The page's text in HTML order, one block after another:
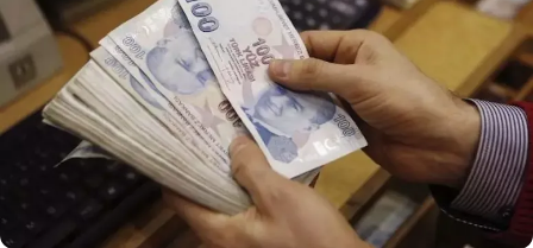
TÜİK verilerine göre, en yüksek eşdeğer hanehalkı
kullanılabilir fert gelirine sahip yüzde 20'lik
grubun toplam gelirden aldığı pay 2024'te yüzde
48,1 oldu. Toplumun en yüksek gelir elde eden
yüzde 20'sinin elde ettiği payın en düşük gelir elde
eden yüzde 20'sinin elde ettiği paya oranında ise
en büyük eşitsizliğin İstanbul'da olduğu görüldü.